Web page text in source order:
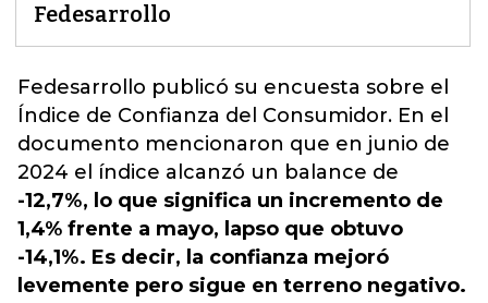
Fedesarrollo
Fedesarrollo publicó su encuesta sobre el
Índice de Confianza del Consumidor. En el
documento mencionaron que en junio de
2024 el índice alcanzó un balance de
-12,7%, lo que significa un incremento de
1,4% frente a mayo, lapso que obtuvo
-14,1%. Es decir, la confianza mejoró
levemente pero sigue en terreno negativo.